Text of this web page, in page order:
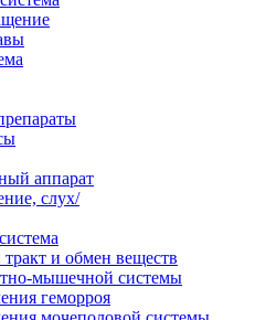
аппарат
слух/
и обмен веществ
мышечной системы
геморроя